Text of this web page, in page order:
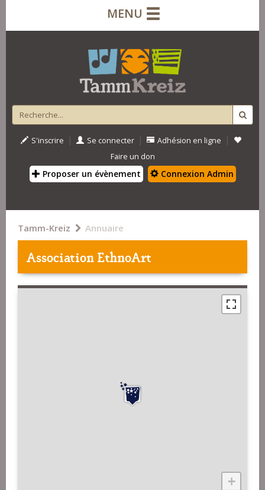
MENU
S'inscrire | Se connecter | Adhésion en ligne |
Faire un don
Proposer un évènement Connexion Admin
Tamm-Kreiz Annuaire
Association EthnoArt
+